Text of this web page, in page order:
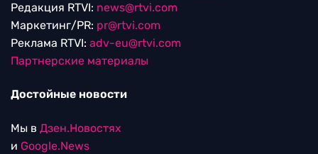
Редакция RTVI: news@rtvi.com
Маркетинг/PR: pr@rtvi.com
Реклама RTVI: adv-eu@rtvi.com
Партнерские материалы
Достойные новости
Мы в Дзен.Новостях
и Google.News